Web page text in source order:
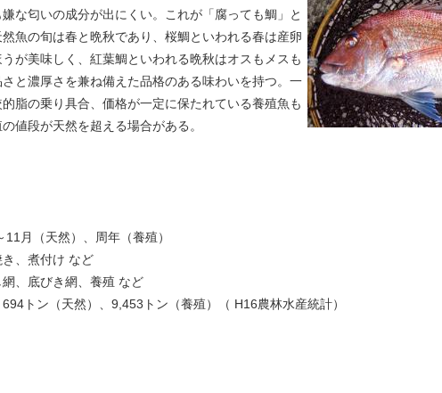
な匂いの成分が出にくい。これが「腐っても鯛」と
魚の旬は春と晩秋であり、桜鯛といわれる春は産卵
が美味しく、紅葉鯛といわれる晩秋はオスもメスも
と濃厚さを兼ね備えた品格のある味わいを持つ。一
脂の乗り具合、価格が一定に保たれている養殖魚も
値段が天然を超える場合がある。
11月（天然）、周年（養殖）
き、煮付け など
網、底びき網、養殖 など
694トン（天然）、9,453トン（養殖）（ H16農林水産統計）